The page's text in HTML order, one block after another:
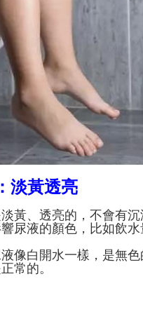
淡黃透亮
黃、透亮的，不會有沉
尿液的顏色，比如飲
像白開水一樣，是無
常的。